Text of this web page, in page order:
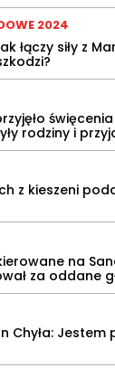
2024
łączy siły z
święcenia
rodziny i
z kieszeni
na
za oddane
Chyła: